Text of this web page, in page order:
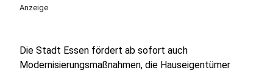
Anzeige
Die Stadt Essen fördert ab sofort auch
Modernisierungsmaßnahmen, die Hauseigentümer